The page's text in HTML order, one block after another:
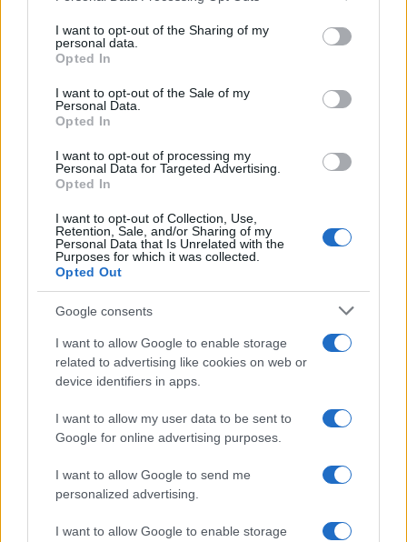
not limited to your visit or usage behaviour. You may click to
grant or deny consent to Google and its third-party tags to
use your data for below specified purposes in below Google
consent section.
I want to opt-out of the Sharing of my
personal data.
Opted In
I want to opt-out of the Sale of my
Personal Data.
Opted In
I want to opt-out of processing my
Personal Data for Targeted Advertising.
Opted In
I want to opt-out of Collection, Use,
Retention, Sale, and/or Sharing of my
Personal Data that Is Unrelated with the
Purposes for which it was collected.
Opted Out
Google consents
I want to allow Google to enable storage
related to advertising like cookies on web or
device identifiers in apps.
I want to allow my user data to be sent to
Google for online advertising purposes.
I want to allow Google to send me
personalized advertising.
I want to allow Google to enable storage
Paolo Pinna
Martina Agostina Diturco
I nostri cari
I nostri cari
Giovannimaria Cabras